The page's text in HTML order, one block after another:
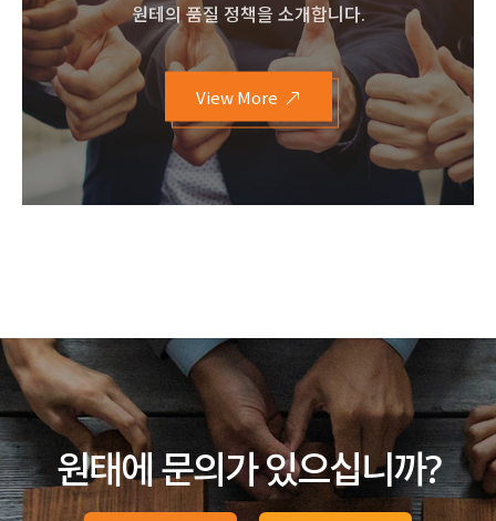
원테의 품질 정책을 소개합니다.
View More
원태에 문의가 있으십니까?